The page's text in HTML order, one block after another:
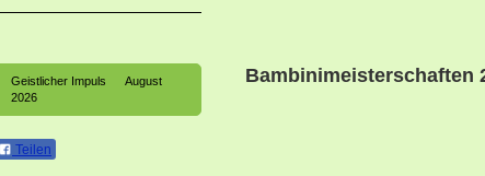
Geistlicher Impuls August
2026
Teilen
Bambinimeisterschaften